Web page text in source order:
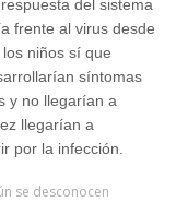
del sistema
frente al virus desde
niños sí que
síntomas
y no llegarían a
llegarían a
por la infección.
se desconocen